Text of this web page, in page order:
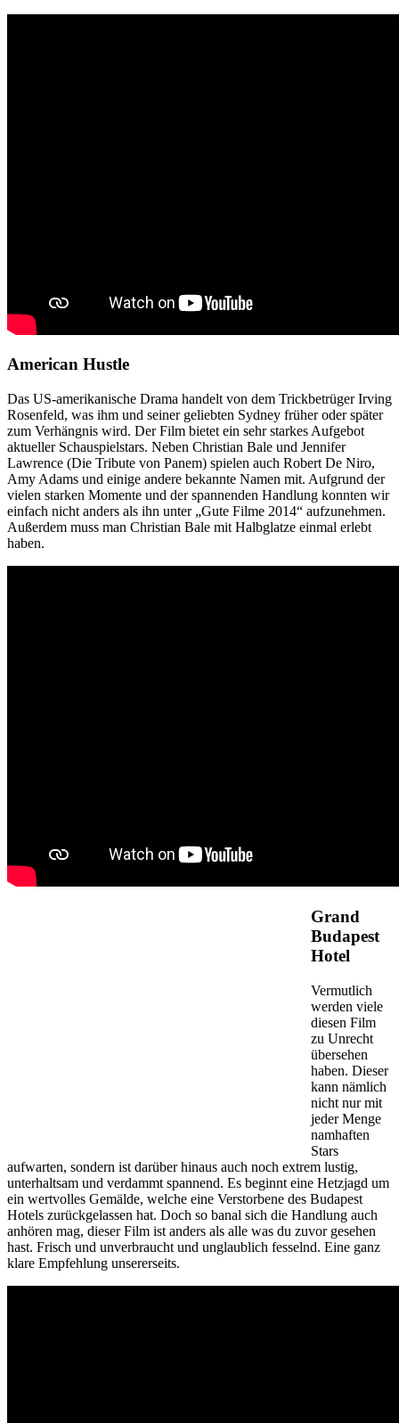
American Hustle
Das US-amerikanische Drama handelt von dem Trickbetrüger Irving
Rosenfeld, was ihm und seiner geliebten Sydney früher oder später
zum Verhängnis wird. Der Film bietet ein sehr starkes Aufgebot
aktueller Schauspielstars. Neben Christian Bale und Jennifer
Lawrence (Die Tribute von Panem) spielen auch Robert De Niro,
Amy Adams und einige andere bekannte Namen mit. Aufgrund der
vielen starken Momente und der spannenden Handlung konnten wir
einfach nicht anders als ihn unter „Gute Filme 2014“ aufzunehmen.
Außerdem muss man Christian Bale mit Halbglatze einmal erlebt
haben.
Grand
Budapest
Hotel
Vermutlich
werden viele
diesen Film
zu Unrecht
übersehen
haben. Dieser
kann nämlich
nicht nur mit
jeder Menge
namhaften
Stars
aufwarten, sondern ist darüber hinaus auch noch extrem lustig,
unterhaltsam und verdammt spannend. Es beginnt eine Hetzjagd um
ein wertvolles Gemälde, welche eine Verstorbene des Budapest
Hotels zurückgelassen hat. Doch so banal sich die Handlung auch
anhören mag, dieser Film ist anders als alle was du zuvor gesehen
hast. Frisch und unverbraucht und unglaublich fesselnd. Eine ganz
klare Empfehlung unsererseits.